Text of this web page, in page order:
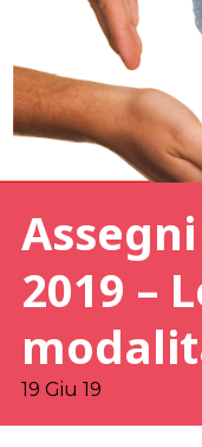
2019 –
19 Giu 19